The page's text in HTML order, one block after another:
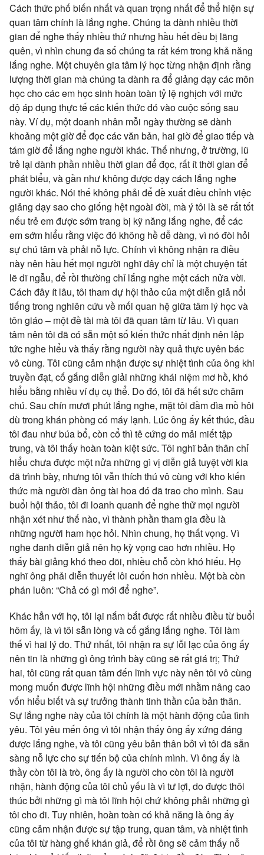
Cách thức phố biến nhất và quan trọng nhất để thể hiện sự
quan tâm chính là lắng nghe. Chúng ta dành nhiều thời
gian để nghe thấy nhiều thứ nhưng hầu hết đều bị lãng
quên, vì nhìn chung đa số chúng ta rất kém trong khả năng
lắng nghe. Một chuyên gia tâm lý học từng nhận định rằng
lượng thời gian mà chúng ta dành ra để giảng dạy các môn
học cho các em học sinh hoàn toàn tỷ lệ nghịch với mức
độ áp dụng thực tế các kiến thức đó vào cuộc sống sau
này. Ví dụ, một doanh nhân mỗi ngày thường sẽ dành
khoảng một giờ để đọc các văn bản, hai giờ để giao tiếp và
tám giờ để lắng nghe người khác. Thế nhưng, ở trường, lũ
trẻ lại dành phần nhiều thời gian để đọc, rất ít thời gian để
phát biểu, và gần như không được dạy cách lắng nghe
người khác. Nói thế không phải để đề xuất điều chỉnh việc
giảng dạy sao cho giống hệt ngoài đời, mà ý tôi là sẽ rất tốt
nếu trẻ em được sớm trang bị kỹ năng lắng nghe, để các
em sớm hiểu rằng việc đó không hề dễ dàng, vì nó đòi hỏi
sự chú tâm và phải nỗ lực. Chính vì không nhận ra điều
này nên hầu hết mọi người nghĩ đây chỉ là một chuyện tất
lẽ dĩ ngẫu, để rồi thường chỉ lắng nghe một cách nửa vời.
Cách đây ít lâu, tôi tham dự hội thảo của một diễn giả nổi
tiếng trong nghiên cứu về mối quan hệ giữa tâm lý học và
tôn giáo – một đề tài mà tôi đã quan tâm từ lâu. Vì quan
tâm nên tôi đã có sẵn một số kiến thức nhất định nên lập
tức nghe hiểu và thấy rằng người này quả thực uyên bác
vô cùng. Tôi cũng cảm nhận được sự nhiệt tình của ông khi
truyền đạt, cố gắng diễn giải những khái niệm mơ hồ, khó
hiểu bằng nhiều ví dụ cụ thể. Do đó, tôi đã hết sức chăm
chú. Sau chín mươi phút lắng nghe, mặt tôi đầm đìa mồ hôi
dù trong khán phòng có máy lạnh. Lúc ông ấy kết thúc, đầu
tôi đau như búa bổ, còn cổ thì tê cứng do mải miết tập
trung, và tôi thấy hoàn toàn kiệt sức. Tôi nghĩ bản thân chỉ
hiểu chưa được một nửa những gì vị diễn giả tuyệt vời kia
đã trình bày, nhưng tôi vẫn thích thú vô cùng với kho kiến
thức mà người đàn ông tài hoa đó đã trao cho mình. Sau
buổi hội thảo, tôi đi loanh quanh để nghe thử mọi người
nhận xét như thế nào, vì thành phần tham gia đều là
những người ham học hỏi. Nhìn chung, họ thất vọng. Vì
nghe danh diễn giả nên họ kỳ vọng cao hơn nhiều. Họ
thấy bài giảng khó theo dõi, nhiều chỗ còn khó hiếu. Họ
nghĩ ông phải diễn thuyết lôi cuốn hơn nhiều. Một bà còn
phán luôn: “Chả có gì mới để nghe”.
Khác hẳn với họ, tôi lại nắm bắt được rất nhiều điều từ buổi
hôm ấy, là vì tôi sẵn lòng và cố gắng lắng nghe. Tôi làm
thế vì hai lý do. Thứ nhất, tôi nhận ra sự lỗi lạc của ông ấy
nên tin là những gì ông trình bày cũng sẽ rất giá trị; Thứ
hai, tôi cũng rất quan tâm đến lĩnh vực này nên tôi vô cùng
mong muốn được lĩnh hội những điều mới nhằm nâng cao
vốn hiểu biết và sự trưởng thành tinh thần của bản thân.
Sự lắng nghe này của tôi chính là một hành động của tình
yêu. Tôi yêu mến ông vì tôi nhận thấy ông ấy xứng đáng
được lắng nghe, và tôi cũng yêu bản thân bởi vì tôi đã sẵn
sàng nỗ lực cho sự tiến bộ của chính mình. Vì ông ấy là
thầy còn tôi là trò, ông ấy là người cho còn tôi là người
nhận, hành động của tôi chủ yếu là vì tư lợi, do được thôi
thúc bởi những gì mà tôi lĩnh hội chứ không phải những gì
tôi cho đi. Tuy nhiên, hoàn toàn có khả năng là ông ấy
cũng cảm nhận được sự tập trung, quan tâm, và nhiệt tình
của tôi từ hàng ghế khán giả, để rồi ông sẽ cảm thấy nỗ